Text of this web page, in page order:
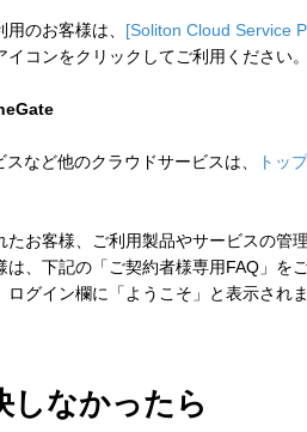
のお客様は、 [Soliton Cloud Service
コンをクリックしてご利用ください。
など他のクラウドサービスは、 トッ
お客様、ご利用製品やサービスの管
、下記の「ご契約者様専用FAQ」をご
グイン欄に「ようこそ」と表示されま
しなかったら